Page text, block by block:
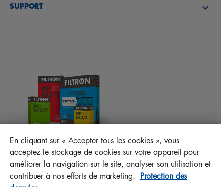
PROTECT+
SUPPORT
FAQ
MANN+HUMMEL FT Poland
Sp. z o. o. Sp. k.
ul. Wrocławska 145, 63-800 GOSTYŃ, POLAND
En cliquant sur « Accepter tous les cookies », vous
acceptez le stockage de cookies sur votre appareil pour
améliorer la navigation sur le site, analyser son utilisation et
contribuer à nos efforts de marketing. Protection des